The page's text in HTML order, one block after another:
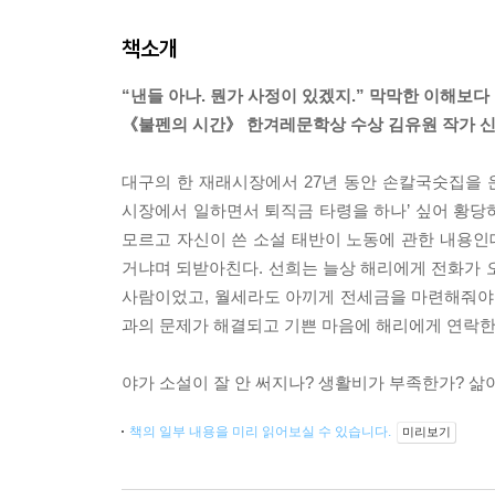
책소개
“낸들 아나. 뭔가 사정이 있겠지.” 막막한 이해보
《불펜의 시간》 한겨레문학상 수상 김유원 작가
대구의 한 재래시장에서 27년 동안 손칼국숫집을
시장에서 일하면서 퇴직금 타령을 하나’ 싶어 황
모르고 자신이 쓴 소설 태반이 노동에 관한 내용
거냐며 되받아친다. 선희는 늘상 해리에게 전화가
사람이었고, 월세라도 아끼게 전세금을 마련해줘
과의 문제가 해결되고 기쁜 마음에 해리에게 연락
야가 소설이 잘 안 써지나? 생활비가 부족한가?
책의 일부 내용을 미리 읽어보실 수 있습니다. 미리보기